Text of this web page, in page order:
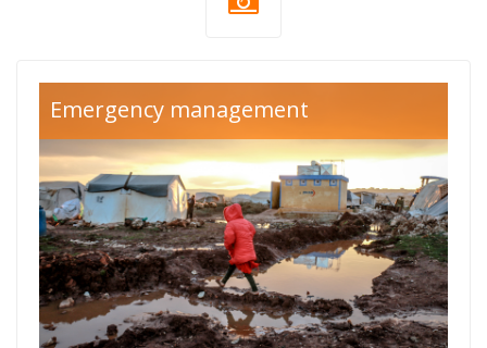
turska-sirija-
cover (1).png
Emergency management